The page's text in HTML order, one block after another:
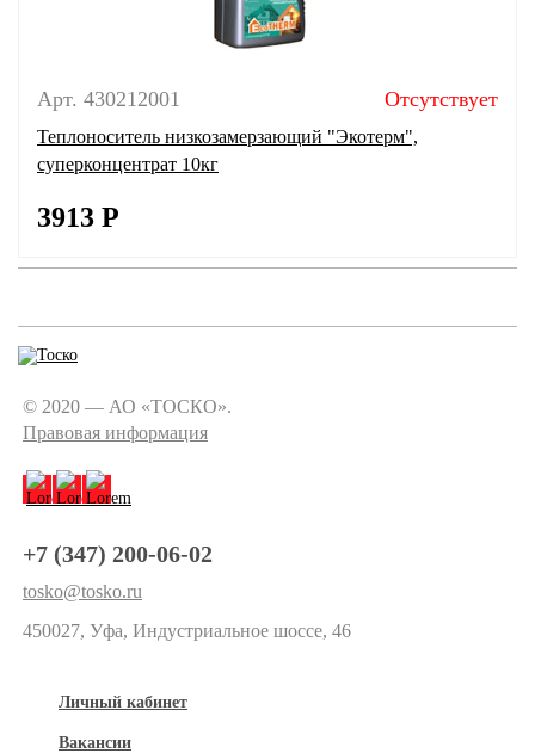
Арт. 430212001 Отсутствует
Теплоноситель низкозамерзающий "Экотерм",
суперконцентрат 10кг
3913 Р
© 2020 — АО «ТОСКО».
Правовая информация
+7 (347) 200-06-02
tosko@tosko.ru
450027, Уфа, Индустриальное шоссе, 46
Личный кабинет
Вакансии